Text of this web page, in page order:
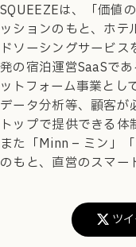
SQUEEZEは、「価値
ッションのもと、ホテ
ドソーシングサービ
発の宿泊運営SaaSで
ットフォーム事業とし
データ分析等、顧客が
トップで提供できる体
また「Minn – ミン」
のもと、直営のスマー
ツ